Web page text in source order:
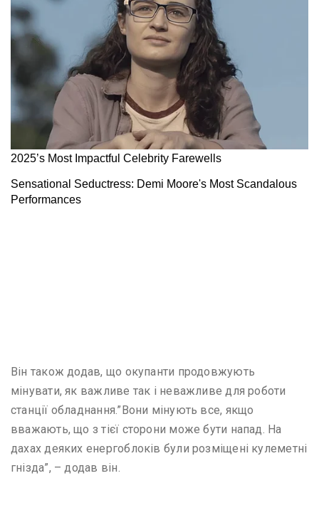
Він також додав, що окупанти продовжують
мінувати, як важливе так і неважливе для роботи
станції обладнання.”Вони мінують все, якщо
вважають, що з тієї сторони може бути напад. На
дахах деяких енергоблоків були розміщені кулеметні
гнізда”, – додав він.